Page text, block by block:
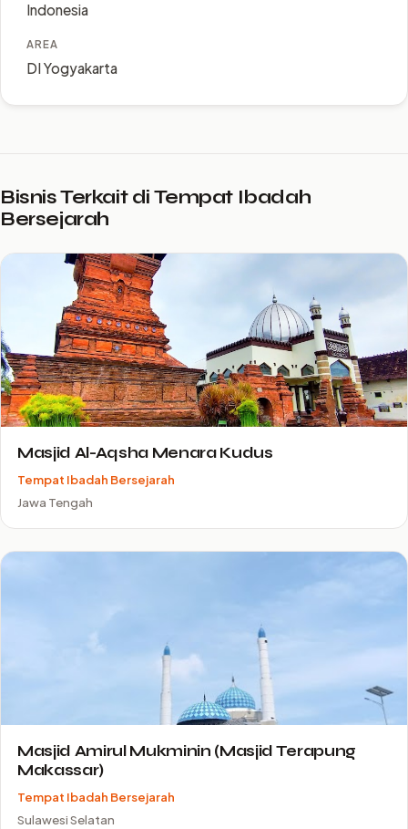
Indonesia
AREA
DI Yogyakarta
Bisnis Terkait di Tempat Ibadah
Bersejarah
Masjid Al-Aqsha Menara Kudus
Tempat Ibadah Bersejarah
Jawa Tengah
Masjid Amirul Mukminin (Masjid Terapung
Makassar)
Tempat Ibadah Bersejarah
Sulawesi Selatan